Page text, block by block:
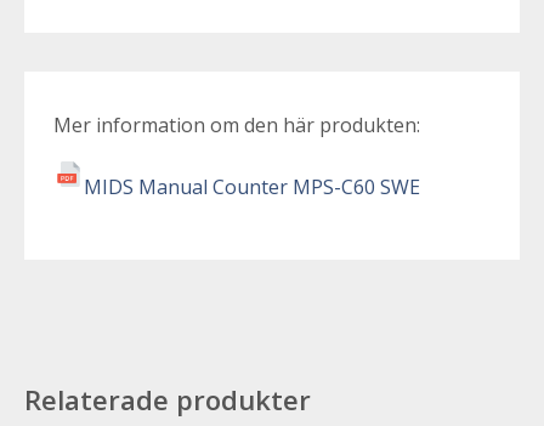
Mer information om den här produkten:
MIDS Manual Counter MPS-C60 SWE
Relaterade produkter